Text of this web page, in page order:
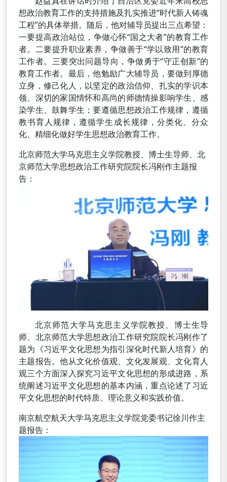
想政治教育工作的支持措施及扎实推进“时代新人铸魂
工程”的具体举措。随后，他对辅导员提出三点希望：
一要提高政治站位，争做心怀“国之大者”的教育工作
者。二要提升职业素养，争做善于“学以致用”的教育
工作者。三要突出问题导向，争做勇于“守正创新”的
教育工作者。最后，他勉励广大辅导员，要做到厚德
立身，修己化人，以坚定的政治信仰、扎实的学识本
领、深切的家国情怀和高尚的师德情操影响学生、感
染学生、鼓舞学生；要遵循思想政治工作规律，遵循
教书育人规律，遵循学生成长规律，分类化、分众
化、精细化做好学生思想政治教育工作。
北京师范大学马克思主义学院教授、博士生导师、北
京师范大学思想政治工作研究院院长冯刚作主题报
告：
北京师范大学马克思主义学院教授、博士生导
师、北京师范大学思想政治工作研究院院长冯刚作了
题为《习近平文化思想为指引深化时代新人培育》的
主题报告。他从文化价值观、文化发展观、文化育人
观三个方面深入探究习近平文化思想的形成进路，系
统阐述习近平文化思想的基本内涵，重点论述了习近
平文化思想的时代特质、理论意义和实践价值。
南京航空航天大学马克思主义学院党委书记徐川作主
题报告：